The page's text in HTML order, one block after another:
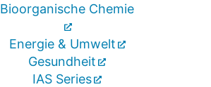
Bioorganische Chemie
Energie & Umwelt
Gesundheit
IAS Series